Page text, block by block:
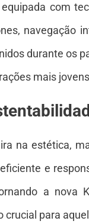
com
navegação
durante os
mais
na estética,
e
a nova
para